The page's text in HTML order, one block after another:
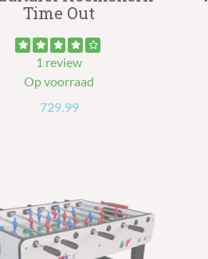
Time Out
1 review
Op voorraad
729.99